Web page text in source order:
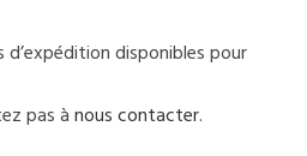
d’expédition disponibles pour
pas ànous contacter.